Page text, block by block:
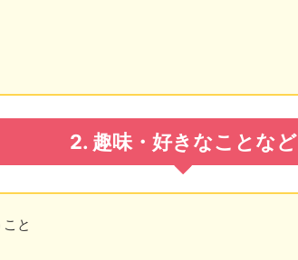
2. 趣味・好きなことなど
と